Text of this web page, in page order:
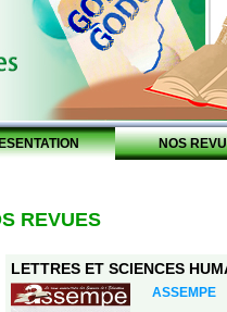
NOS
REVUES
LETTRES ET SCIENCES
ASSEMPE